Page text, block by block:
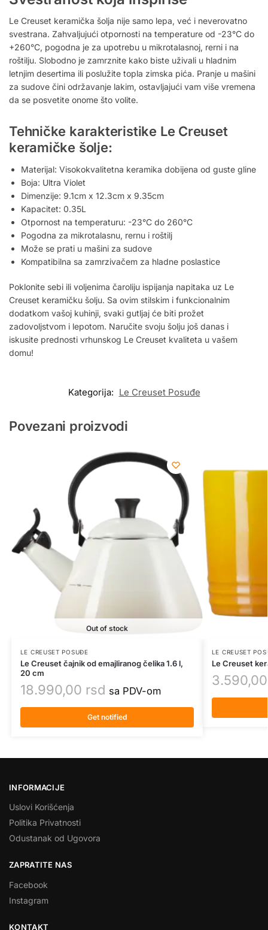
Le Creuset keramička šolja nije samo lepa, već i neverovatno
svestrana. Zahvaljujući otpornosti na temperature od -23°C do
+260°C, pogodna je za upotrebu u mikrotalasnoj, rerni i na
roštilju. Slobodno je zamrznite kako biste uživali u hladnim
letnjim desertima ili poslužite topla zimska pića. Pranje u mašini
za sudove čini održavanje lakim, ostavljajući vam više vremena
da se posvetite onome što volite.
Tehničke karakteristike Le Creuset
keramičke šolje:
Materijal: Visokokvalitetna keramika dobijena od guste gline
Boja: Ultra Violet
Dimenzije: 9.1cm x 12.3cm x 9.35cm
Kapacitet: 0.35L
Otpornost na temperaturu: -23°C do 260°C
Pogodna za mikrotalasnu, rernu i roštilj
Može se prati u mašini za sudove
Kompatibilna sa zamrzivačem za hladne poslastice
Poklonite sebi ili voljenima čaroliju ispijanja napitaka uz Le
Creuset keramičku šolju. Sa ovim stilskim i funkcionalnim
dodatkom vašoj kuhinji, svaki gutljaj će biti prožet
zadovoljstvom i lepotom. Naručite svoju šolju još danas i
iskusite prednosti vrhunskog Le Creuset kvaliteta u vašem
domu!
Kategorija: Le Creuset Posuđe
Povezani proizvodi
Out of stock
LE CREUSET POSUĐE
Le Creuset čajnik od emajliranog čelika 1.6 l,
20 cm
18.990,00 rsd sa PDV-om
Get notified
LE CREUSET
Le Creuset
INFORMACIJE
Uslovi Korišćenja
Politika Privatnosti
Odustanak od Ugovora
ZAPRATITE NAS
Facebook
Instagram
KONTAKT